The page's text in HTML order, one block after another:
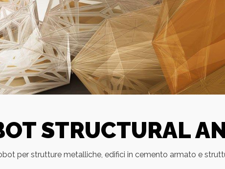
STRUCTURAL
per strutture metalliche, edifici in cemento armato e